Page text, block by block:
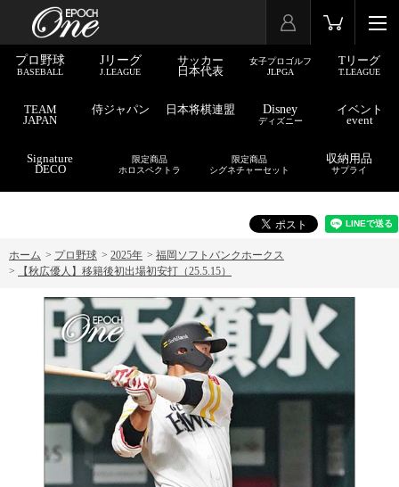
プロ野球
BASEBALL
Jリーグ
J.LEAGUE
サッカー
日本代表
女子プロゴルフ
JLPGA
Tリーグ
T.LEAGUE
TEAM
JAPAN
侍ジャパン 日本将棋連盟 Disney
ディズニー
イベント
event
Signature
DECO
限定商品
ホロスペクトラ
限定商品
シグネチャーセット
収納用品
サプライ
ホーム > プロ野球 > 2025年 > 福岡ソフトバンクホークス
>
【秋広優人】移籍後初出場初安打（25.5.15）